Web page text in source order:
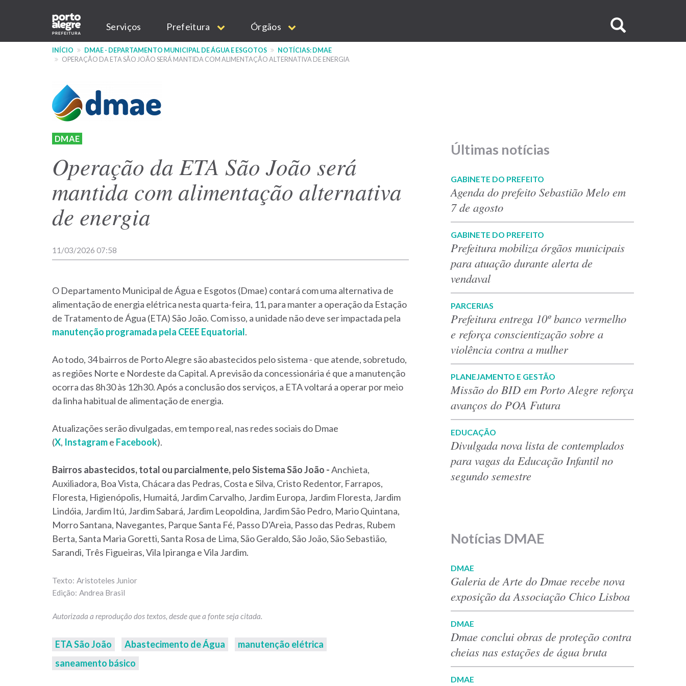
conteúdo
Main
navigation
Serviços Prefeitura Órgãos
no
INÍCIO DMAE - DEPARTAMENTO MUNICIPAL DE ÁGUA E ESGOTOS
NOTÍCIAS: DMAE
OPERAÇÃO DA ETA SÃO JOÃO SERÁ MANTIDA COM ALIMENTAÇÃO ALTERNATIVA DE ENERGIA
DMAE
Operação da ETA São João será
mantida com alimentação alternativa
de energia
11/03/2026 07:58
O Departamento Municipal de Água e Esgotos (Dmae) contará com uma alternativa de
alimentação de energia elétrica nesta quarta-feira, 11, para manter a operação da Estação
de Tratamento de Água (ETA) São João. Com isso, a unidade não deve ser impactada pela
manutenção programada pela CEEE Equatorial.
Ao todo, 34 bairros de Porto Alegre são abastecidos pelo sistema - que atende, sobretudo,
as regiões Norte e Nordeste da Capital. A previsão da concessionária é que a manutenção
ocorra das 8h30 às 12h30. Após a conclusão dos serviços, a ETA voltará a operar por meio
da linha habitual de alimentação de energia.
Atualizações serão divulgadas, em tempo real, nas redes sociais do Dmae
(X, Instagrame Facebook).
Bairros abastecidos, total ou parcialmente, pelo Sistema São João -Anchieta,
Auxiliadora, Boa Vista, Chácara das Pedras, Costa e Silva, Cristo Redentor, Farrapos,
Floresta, Higienópolis, Humaitá, Jardim Carvalho, Jardim Europa, Jardim Floresta, Jardim
Lindóia, Jardim Itú, Jardim Sabará, Jardim Leopoldina, Jardim São Pedro, Mario Quintana,
Morro Santana, Navegantes, Parque Santa Fé, Passo D'Areia, Passo das Pedras, Rubem
Berta, Santa Maria Goretti, Santa Rosa de Lima, São Geraldo, São João, São Sebastião,
Sarandi, Três Figueiras, Vila Ipiranga e Vila Jardim.
Aristoteles Junior
Andrea Brasil
ETA São João Abastecimento de Água
manutenção elétrica
saneamento básico
Últimas notícias
GABINETE DO PREFEITO
Agenda do prefeito Sebastião Melo em
7 de agosto
GABINETE DO PREFEITO
Prefeitura mobiliza órgãos municipais
para atuação durante alerta de
vendaval
PARCERIAS
Prefeitura entrega 10º banco vermelho
e reforça conscientização sobre a
violência contra a mulher
PLANEJAMENTO E GESTÃO
Missão do BID em Porto Alegre reforça
avanços do POA Futura
EDUCAÇÃO
Divulgada nova lista de contemplados
para vagas da Educação Infantil no
segundo semestre
Notícias DMAE
DMAE
Galeria de Arte do Dmae recebe nova
exposição da Associação Chico Lisboa
DMAE
Dmae conclui obras de proteção contra
cheias nas estações de água bruta
DMAE